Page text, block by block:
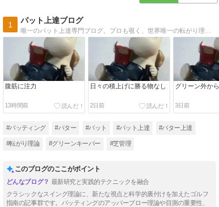
1
パット上達ブログ
腹筋に注力
13時間前
日々の積上げに勝る物なし
2日前
グリーン外か
3日前
#パッティング #パター #パット #パット上達 #パター上達
#転がり理論 #グリーンキーパー #芝管理
このブログのここがポイント
最新研究と実践的テクニックを融合
クラシックなスイング理論に、新たな視点と科学的裏付けを加えたゴルフ
指南の記事群です。パッティングのアッパーブロー理論や目測の重要性、